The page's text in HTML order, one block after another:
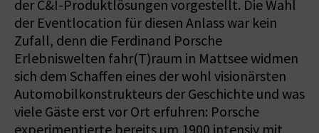
der C&I-Produktlösungen vorgestellt. Die Wahl
der Eventlocation für diesen Anlass war kein
Zufall, denn die Ferdinand Porsche
Erlebniswelten fahr(T)raum in Mattsee widmen
sich dem Schaffen eines der wohl visionärsten
Automobilkonstrukteurs der Geschichte und was
viele Gäste erst vor Ort erfuhren: Porsche